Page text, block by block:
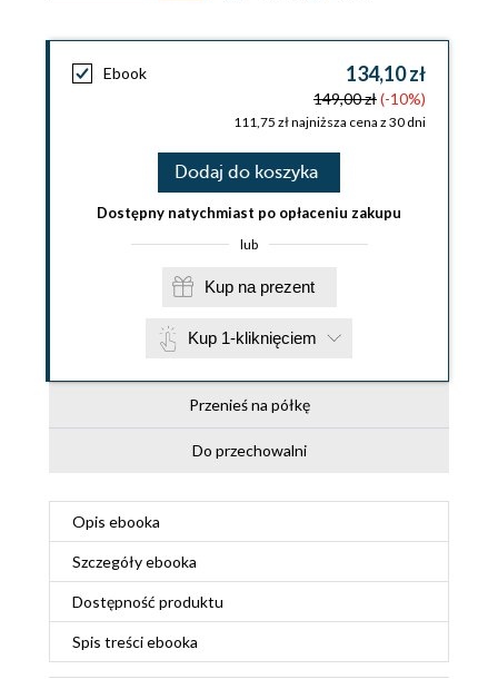
Ebook 134,10 zł
149,00 zł(-10%)
111,75 zł najniższa cena z 30 dni
Dodaj do koszyka
Dostępny natychmiast po opłaceniu zakupu
lub
Kup na prezent
Kup 1-kliknięciem
Przenieś na półkę
Do przechowalni
Opis ebooka
Szczegółyebooka
Dostępność produktu
Spis treściebooka